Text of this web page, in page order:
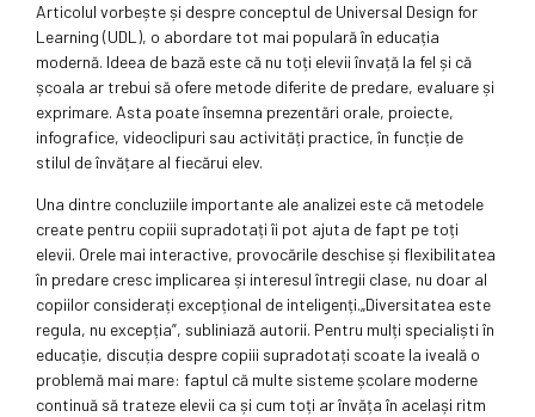
Articolul vorbește și despre conceptul de Universal Design for
Learning (UDL), o abordare tot mai populară în educația
modernă. Ideea de bază este că nu toți elevii învață la fel și că
școala ar trebui să ofere metode diferite de predare, evaluare și
exprimare. Asta poate însemna prezentări orale, proiecte,
infografice, videoclipuri sau activități practice, în funcție de
stilul de învățare al fiecărui elev.
Una dintre concluziile importante ale analizei este că metodele
create pentru copiii supradotați îi pot ajuta de fapt pe toți
elevii. Orele mai interactive, provocările deschise și flexibilitatea
în predare cresc implicarea și interesul întregii clase, nu doar al
copiilor considerați excepțional de inteligenți.„Diversitatea este
regula, nu excepția”, subliniază autorii. Pentru mulți specialiști în
educație, discuția despre copiii supradotați scoate la iveală o
problemă mai mare: faptul că multe sisteme școlare moderne
continuă să trateze elevii ca și cum toți ar învăța în același ritm